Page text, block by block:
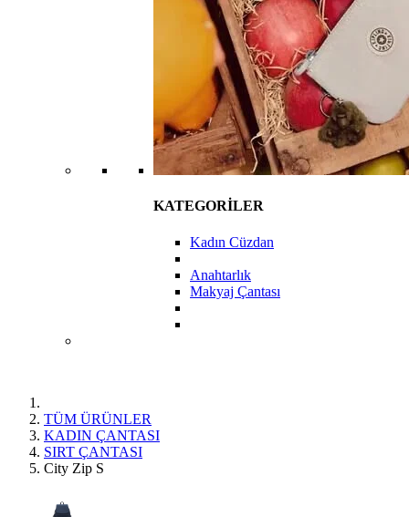
KATEGORİLER
Kadın Cüzdan
Anahtarlık
Makyaj Çantası
TÜM ÜRÜNLER
KADIN ÇANTASI
SIRT ÇANTASI
City Zip S